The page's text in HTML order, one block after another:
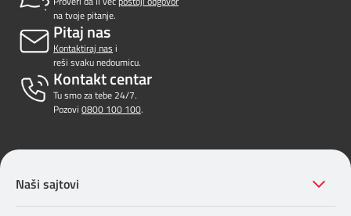
na tvoje pitanje.
Pitaj nas
Kontaktiraj nas i
reši svaku nedoumicu.
Kontakt centar
Tu smo za tebe 24/7.
Pozovi 0800 100 100.
Naši sajtovi